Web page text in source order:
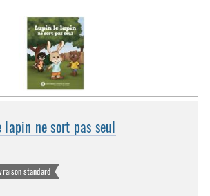
ne sort pas seul
standard